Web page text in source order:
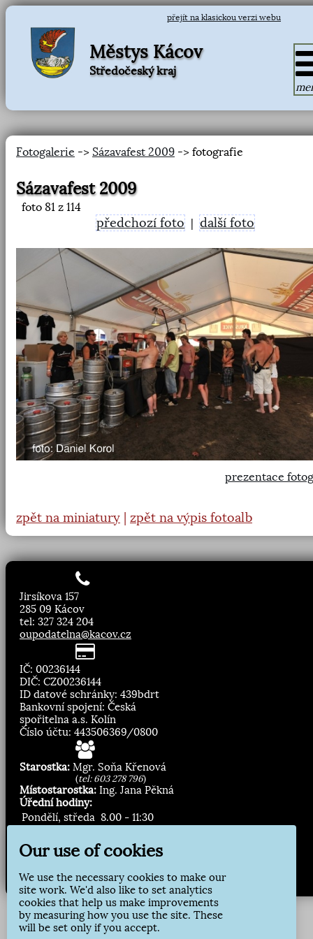
přejít na klasickou verzi webu
Městys Kácov
Středočeský kraj
Fotogalerie -> Sázavafest 2009 -> fotografie
Sázavafest 2009
foto 81 z 114
předchozí foto |další foto
prezentace
zpět na miniatury zpět na výpis fotoalb
Jirsíkova 157
285 09 Kácov
tel: 327 324 204
oupodatelna@kacov.cz
IČ: 00236144
DIČ: CZ00236144
ID datové schránky: 439bdrt
Bankovní spojení: Česká
spořitelna a.s. Kolín
Číslo účtu: 443506369/0800
Starostka: Mgr. Soňa Křenová
(tel: 603 278 796)
Místostarostka: Ing. Jana Pěkná
Úřední hodiny:
Pondělí, středa 8.00 - 11:30
Přihlásit odběr
Our use of cookies
We use the necessary cookies to make our
site work. We'd also like to set analytics
cookies that help us make improvements
by measuring how you use the site. These
will be set only if you accept.